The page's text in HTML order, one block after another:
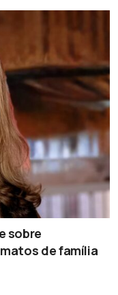
sobre
de família